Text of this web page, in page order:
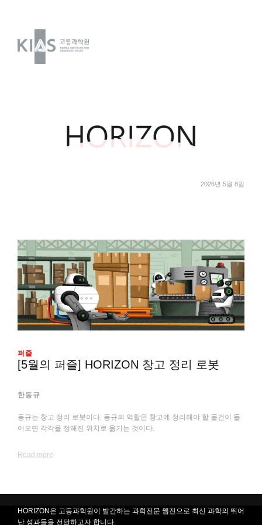
2026년 5월 8일
퍼즐
[5월의 퍼즐] HORIZON 창고 정리 로봇
한동규
동규는 창고 정리 로봇이다. 동규의 역할은 창고에 정리해야 할 물건이 들
어오면 각각을 정해진 위치로 옮기는 것이다.
Read more
HORIZON은 고등과학원이 발간하는 과학전문 웹진으로 최신 과학의 뛰어
난 성과들을 전달하고자 합니다.